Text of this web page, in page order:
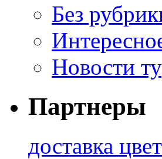
Без
Новости
Партнеры
доставка